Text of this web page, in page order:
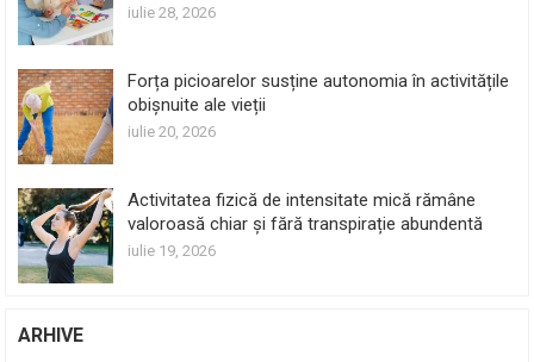
iulie 28, 2026
Forța picioarelor susține autonomia în activitățile
obișnuite ale vieții
iulie 20, 2026
Activitatea fizică de intensitate mică rămâne
valoroasă chiar și fără transpirație abundentă
iulie 19, 2026
ARHIVE